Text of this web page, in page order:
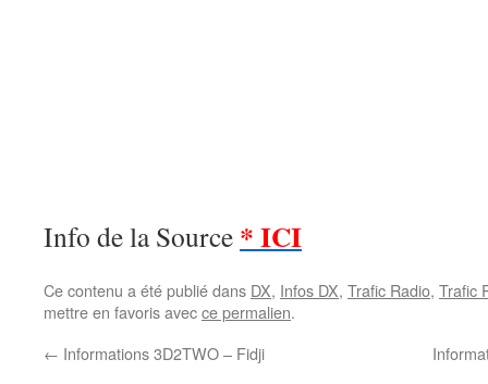
Info de la Source * ICI
Ce contenu a été publié dans DX, Infos DX, Trafic Radio, Trafic
mettre en favoris avecce permalien.
← Informations 3D2TWO – Fidji